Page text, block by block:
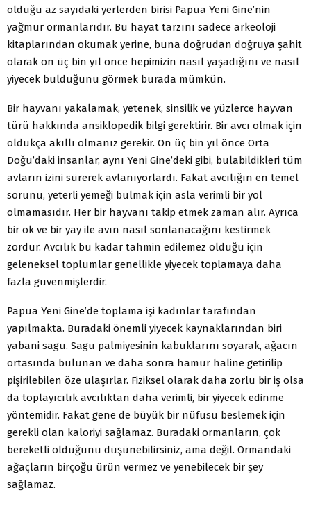
olduğu az sayıdaki yerlerden birisi Papua Yeni Gine’nin
yağmur ormanlarıdır. Bu hayat tarzını sadece arkeoloji
kitaplarından okumak yerine, buna doğrudan doğruya şahit
olarak on üç bin yıl önce hepimizin nasıl yaşadığını ve nasıl
yiyecek bulduğunu görmek burada mümkün.
Bir hayvanı yakalamak, yetenek, sinsilik ve yüzlerce hayvan
türü hakkında ansiklopedik bilgi gerektirir. Bir avcı olmak için
oldukça akıllı olmanız gerekir. On üç bin yıl önce Orta
Doğu’daki insanlar, aynı Yeni Gine’deki gibi, bulabildikleri tüm
avların izini sürerek avlanıyorlardı. Fakat avcılığın en temel
sorunu, yeterli yemeği bulmak için asla verimli bir yol
olmamasıdır. Her bir hayvanı takip etmek zaman alır. Ayrıca
bir ok ve bir yay ile avın nasıl sonlanacağını kestirmek
zordur. Avcılık bu kadar tahmin edilemez olduğu için
geleneksel toplumlar genellikle yiyecek toplamaya daha
fazla güvenmişlerdir.
Papua Yeni Gine’de toplama işi kadınlar tarafından
yapılmakta. Buradaki önemli yiyecek kaynaklarından biri
yabani sagu. Sagu palmiyesinin kabuklarını soyarak, ağacın
ortasında bulunan ve daha sonra hamur haline getirilip
pişirilebilen öze ulaşırlar. Fiziksel olarak daha zorlu bir iş olsa
da toplayıcılık avcılıktan daha verimli, bir yiyecek edinme
yöntemidir. Fakat gene de büyük bir nüfusu beslemek için
gerekli olan kaloriyi sağlamaz. Buradaki ormanların, çok
bereketli olduğunu düşünebilirsiniz, ama değil. Ormandaki
ağaçların birçoğu ürün vermez ve yenebilecek bir şey
sağlamaz.